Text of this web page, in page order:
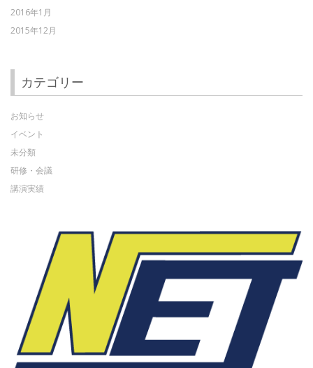
2016年1月
2015年12月
カテゴリー
お知らせ
イベント
未分類
研修・会議
講演実績